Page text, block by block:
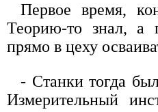
Первое время,
Теорию-то знал, а
прямо в цеху
- Станки тогда
Измерительный